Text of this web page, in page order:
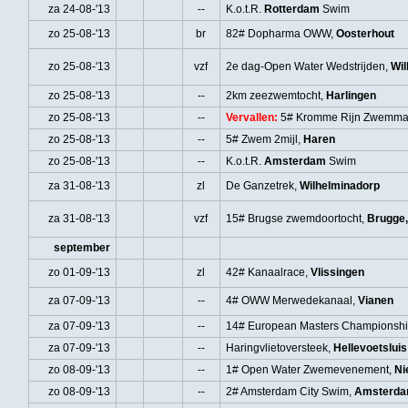
za 24-08-'13 -- K.o.t.R. Rotterdam Swim
zo 25-08-'13
br 82# Dopharma OWW, Oosterhout
zo 25-08-'13 vzf 2e dag-Open Water Wedstrijden,
zo 25-08-'13 -- 2km zeezwemtocht, Harlingen
zo 25-08-'13
-- Vervallen: 5# Kromme Rijn
zo 25-08-'13
-- 5# Zwem 2mijl, Haren
zo 25-08-'13
-- K.o.t.R. Amsterdam Swim
za 31-08-'13
zl De Ganzetrek, Wilhelminadorp
za 31-08-'13 vzf 15# Brugse zwemdoortocht,
september
zo 01-09-'13
zl 42# Kanaalrace, Vlissingen
za 07-09-'13 -- 4# OWW Merwedekanaal, Vianen
za 07-09-'13
--
14# European Masters
za 07-09-'13
-- Haringvlietoversteek,
zo 08-09-'13
-- 1# Open Water Zwemevenement,
zo 08-09-'13
-- 2# Amsterdam City Swim,